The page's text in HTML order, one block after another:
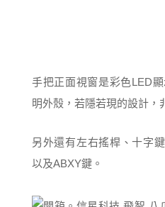
手把正面視窗是彩色LED
明外殼，若隱若現的設計，
另外還有左右搖桿、十字
以及ABXY鍵。